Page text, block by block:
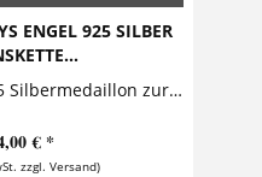
ENGEL 925 SILBER
ICHTHYS ENGEL 925 Silbermedaillon zur Taufe Diese entzückende Taufkette besteht aus einem personalisierten Anhänger mit ausgestanztem...
€ *
zzgl. Versand)